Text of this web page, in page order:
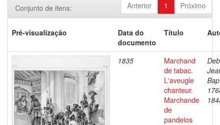
Anterior 1 Próximo
Conjunto de itens:
Pré-visualização
Data do
documento
Título
1835
Marchand
de tabac.
L'aveugle
chanteur.
Marchande
de
pandelos